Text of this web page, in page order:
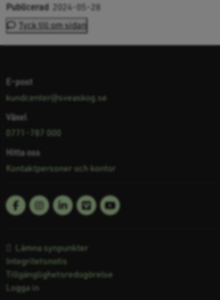
Publicerad 2024-05-28
Tyck till om sidan
E-post
kundcenter@sveaskog.se
Växel
0771-787 000
Hitta oss
Kontaktpersoner och kontor
Följ oss på:
Facebook LinkedinVimeoYoutube
Lämna synpunkter
Integritetsnotis
Tillgänglighetsredogörelse
Logga in